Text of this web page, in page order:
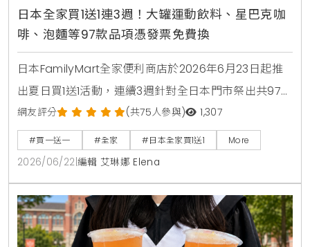
日本全家買1送1連3週！大罐運動飲料、星巴克咖
啡、泡麵等97款品項憑發票免費換
日本FamilyMart全家便利商店於2026年6月23日起推
出夏日買1送1活動，連續3週針對全日本門市祭出共97款
人氣商品，包含星巴克咖啡、大容量運動飲料、日清杯
麵及熱銷巧克力零食，消費者購買指定商品即可於隔週
憑發票免費兌換，是近期台灣讀者前往日本旅遊、自由
行時不可錯過的超商省錢必看攻略。
網友評分 (共75人參與) 1,307
#買一送一 #全家 #日本全家買1送1 More
2026/06/22 編輯 艾琳娜 Elena